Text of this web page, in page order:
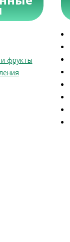
фрукты